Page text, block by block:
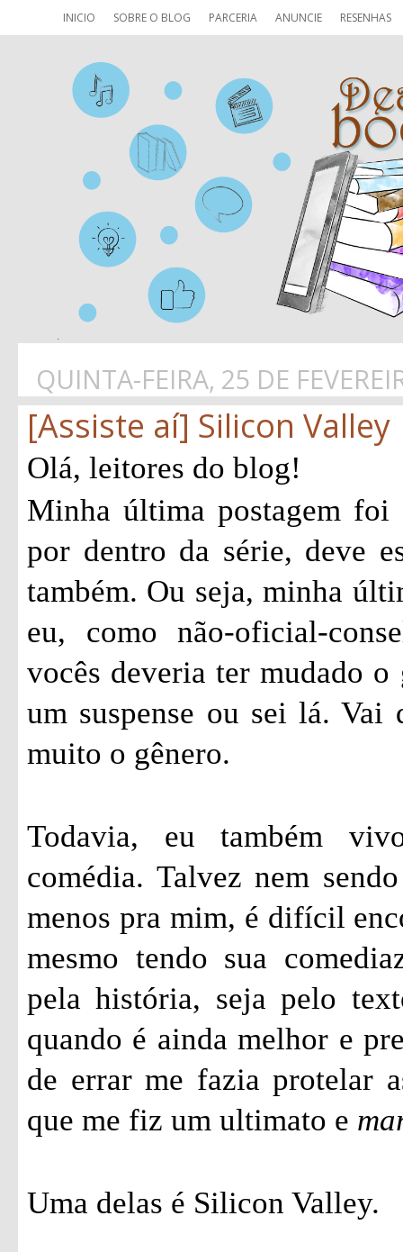
INICIO SOBRE O BLOG PARCERIA ANUNCIE RESENHAS
QUINTA-FEIRA, 25 DE
[Assiste aí] Silicon Valley
Olá, leitores do blog!
Minha última postagem
por dentro da série, deve
também. Ou seja, minha
eu, como não-oficial-
vocês deveria ter mudado o
um suspense ou sei lá. Vai
muito o gênero.
Todavia, eu também
comédia. Talvez nem
menos pra mim, é difícil
mesmo tendo sua
pela história, seja pelo
quando é ainda melhor e
de errar me fazia protelar
que me fiz um ultimato e
Uma delas é Silicon Valley.